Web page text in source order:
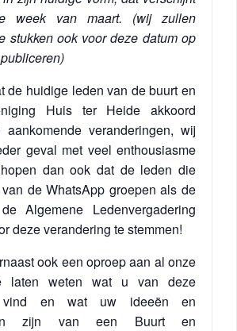
week van maart. (wij zullen
stukken ook voor deze datum op
de huidige leden van de buurt en
Huis ter Heide akkoord
veranderingen, wij
geval met veel enthousiasme
dan ook dat de leden die
de WhatsApp groepen als de
Algemene Ledenvergadering
deze verandering te stemmen!
ook een oproep aan al onze
laten weten wat u van deze
vind en wat uw ideeën en
zijn van een Buurt en